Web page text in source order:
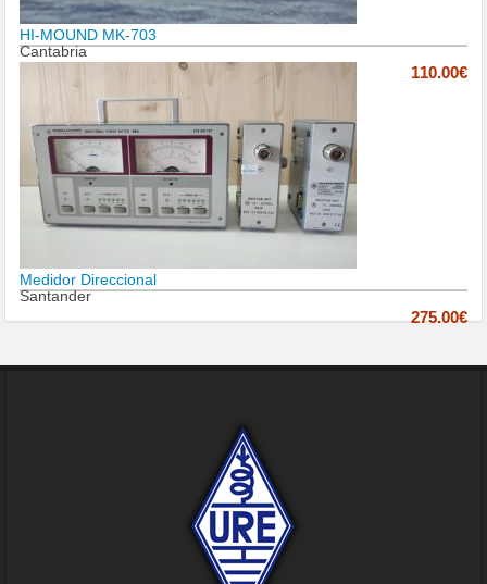
HI-MOUND MK-703
Cantabria
110.00€
Medidor Direccional
Santander
275.00€